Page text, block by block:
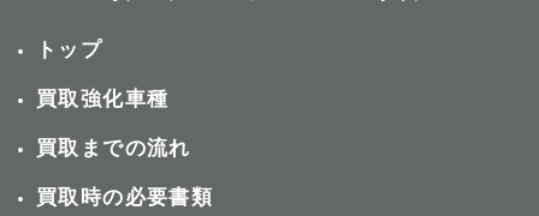
トップ
買取強化車種
買取までの流れ
買取時の必要書類